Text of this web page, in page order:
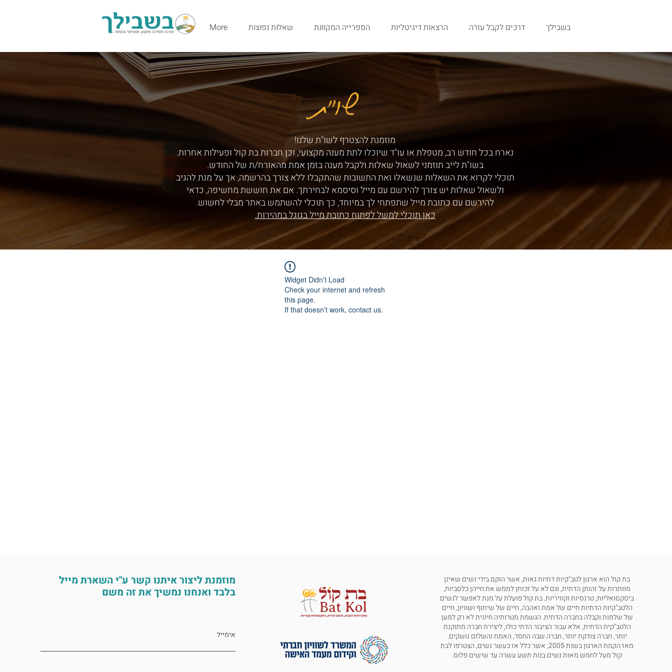
בשבילך דרכים לקבל עזרה הרצאות דיגיטליות הספרייה המקוונת שאלות נפוצות More
שו"ת
שו"ת
מוזמנת להצטרף לשו"ת שלנו!
נארח בכל חודש רב, מטפלת או עו"ד שיוכלו לתת מענה מקצועי, וכן חברות בת קול ופעילות אחרות.
בשו"ת לייב תוזמני לשאול שאלות ולקבל מענה בזמן אמת מהאורח/ת של החודש.
תוכלי לקרוא את השאלות שנשאלו ואת התשובות שהתקבלו ללא צורך בהרשמה, אך על מנת להגיב
ולשאול שאלות יש צורך להירשם עם מייל וסיסמא לבחירתך. אם את חוששת מחשיפה, כדאי
להירשם עם כתובת מייל שתפתחי לך במיוחד, כך תוכלי להשתמש באתר מבלי לחשוש.
כאן תוכלי למשל לפתוח כתובת מייל בגוגל במהירות.
Widget Didn’t Load
Check your internet and refresh
this page.
If that doesn’t work, contact us.
מוזמנת ליצור איתנו קשר ע"י השארת מייל
בלבד ואנחנו נמשיך את זה משם
בת קול הוא ארגון לטב"קיות דתיות גאות, אשר הוקם בידי נשים שאינן
מוותרות על זהותן הדתית, וגם לא על זכותן לממש את חייהן כלסביות,
ביסקסואליות, טרנסיות וקוויריות. בת קול פועלת על מנת לאפשר לנשים
הלטב"קיות הדתיות חיים של אמת ואהבה, חיים של שיתוף ושוויון, חיים
של שלמות וקבלה בחברה הדתית. הגשמת מטרותיה חיונית לא רק למען
הלטב"קית הדתית, אלא עבור הציבור הדתי כולו, ליצירת חברה מתוקנת
יותר, חברה צודקת יותר, חברה שבה החסד, האמת והשלום נושקים.
מאז הקמת הארגון בשנת 2005, אשר כלל אז כעשר נשים, הצטרפו לבת
קול מעל לחמש מאות נשים בנות תשע עשרה עד שישים פלוס.